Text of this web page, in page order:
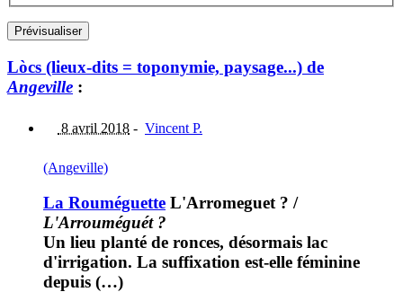
Lòcs (lieux-dits = toponymie, paysage...) de
Angeville :
8 avril 2018 - Vincent P.
(Angeville)
La Rouméguette L'Arromeguet ? /
L'Arrouméguét ?
Un lieu planté de ronces, désormais lac
d'irrigation. La suffixation est-elle féminine
depuis (…)